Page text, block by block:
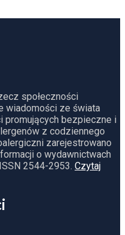
społeczności
wiadomości ze świata
promujących bezpieczne i
z codziennego
zarejestrowano
o wydawnictwach
2544-2953. Czytaj